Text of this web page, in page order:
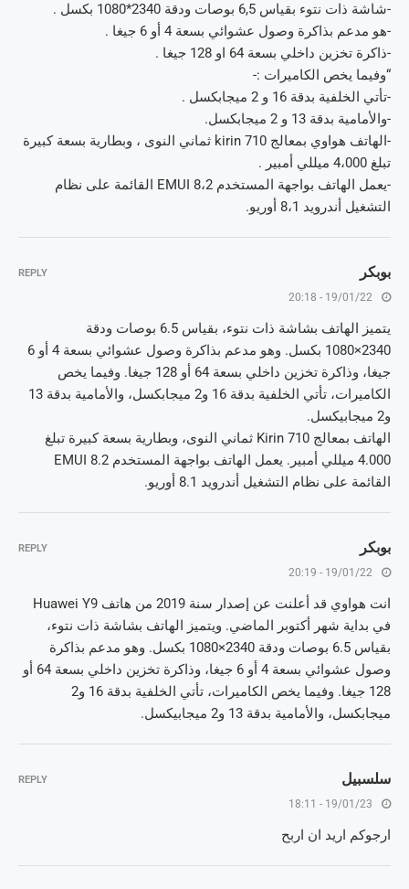
-شاشة ذات نتوء بقياس 6,5 بوصات ودقة 2340*1080 بكسل .
-هو مدعم بذاكرة وصول عشوائي بسعة 4 أو 6 جيغا .
-ذاكرة تخزين داخلي بسعة 64 او 128 جيغا .
“وفيما يخص الكاميرات :-
-تأتي الخلفية بدقة 16 و 2 ميجابكسل .
-والأمامية بدقة 13 و 2 ميجابكسل.
-الهاتف هواوي بمعالج 710 kirin ثماني النوى ، وبطارية بسعة كبيرة
تبلغ 4،000 ميللي أمبير .
-يعمل الهاتف بواجهة المستخدم 8،2 EMUI القائمة على نظام
التشغيل أندرويد 8،1 أوريو.
بوبكر
19/01/22 - 20:18
يتميز الهاتف بشاشة ذات نتوء، بقياس 6.5 بوصات ودقة
2340×1080 بكسل. وهو مدعم بذاكرة وصول عشوائي بسعة 4 أو 6
جيغا، وذاكرة تخزين داخلي بسعة 64 أو 128 جيغا. وفيما يخص
الكاميرات، تأتي الخلفية بدقة 16 و2 ميجابكسل، والأمامية بدقة 13
و2 ميجابيكسل.
الهاتف بمعالج Kirin 710 ثماني النوى، وبطارية بسعة كبيرة تبلغ
4.000 ميللي أمبير. يعمل الهاتف بواجهة المستخدم EMUI 8.2
القائمة على نظام التشغيل أندرويد 8.1 أوريو.
REPLY
بوبكر
19/01/22 - 20:19
انت هواوي قد أعلنت عن إصدار سنة 2019 من هاتف Huawei Y9
في بداية شهر أكتوبر الماضي. ويتميز الهاتف بشاشة ذات نتوء،
بقياس 6.5 بوصات ودقة 2340×1080 بكسل. وهو مدعم بذاكرة
وصول عشوائي بسعة 4 أو 6 جيغا، وذاكرة تخزين داخلي بسعة 64 أو
128 جيغا. وفيما يخص الكاميرات، تأتي الخلفية بدقة 16 و2
ميجابكسل، والأمامية بدقة 13 و2 ميجابيكسل.
REPLY
سلسبيل
19/01/23 - 18:11
ارجوكم اريد ان اربح
REPLY